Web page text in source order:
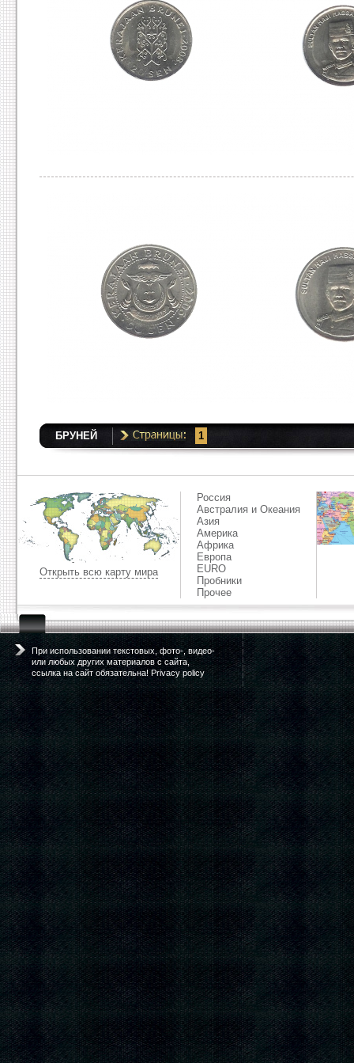
БРУНЕЙ 1
Открыть всю карту мира
Россия
Австралия и Океания
Азия
Америка
Африка
Европа
EURO
Пробники
Прочее
При использовании текстовых, фото-, видео-
или любых других материалов с сайта,
ссылка на сайт обязательна! Privacy policy